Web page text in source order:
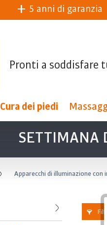
5 anni di garanzia
Pronti a soddisfare
Cura dei piedi
SETTIMANA
Apparecchi di illuminazione con